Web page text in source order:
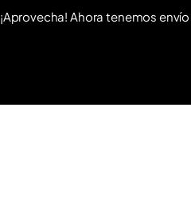
¡Aprovecha! Ahora tenemos